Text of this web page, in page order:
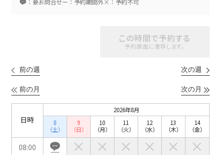
：要お問合せー：予約期間外×：予約不可
この時間で予約する
予約画面に遷移します。
前の週 次の週
前の月 次の月
日時
2026年8月
8
（土）
9
（日）
10
（月）
11
（火）
12
（水）
13
（木）
14
（金）
08:00
03-3346-1396
受付時間 9:00～18:00（土日祝日・年末年始を除く）
WEBからのお問合せ
スクール
3名掛け
シアター
形式
島型